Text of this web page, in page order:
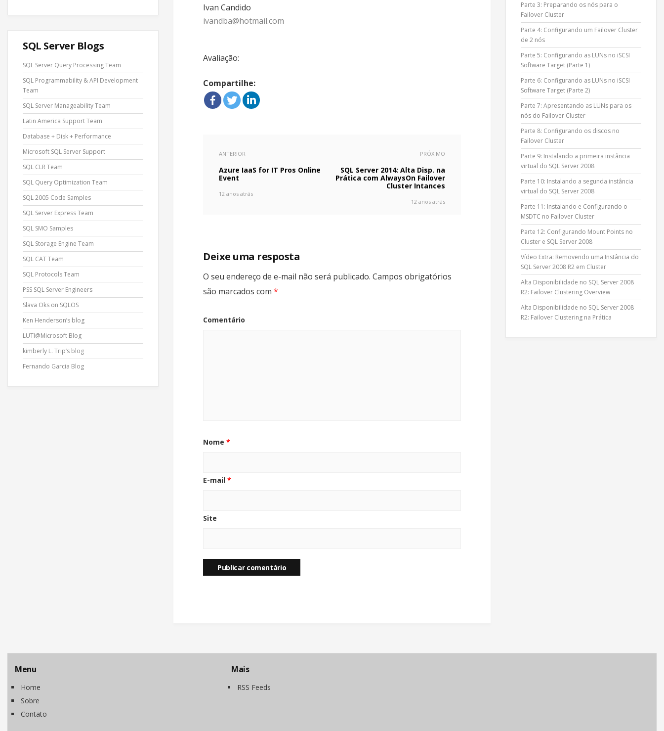
SQL Server Blogs
SQL Server Query Processing Team
SQL Programmability & API Development
Team
SQL Server Manageability Team
Latin America Support Team
Database + Disk + Performance
Microsoft SQL Server Support
SQL CLR Team
SQL Query Optimization Team
SQL 2005 Code Samples
SQL Server Express Team
SQL SMO Samples
SQL Storage Engine Team
SQL CAT Team
SQL Protocols Team
PSS SQL Server Engineers
Slava Oks on SQLOS
Ken Henderson’s blog
LUTI@Microsoft Blog
kimberly L. Trip’s blog
Fernando Garcia Blog
Ivan Candido
ivandba@hotmail.com
Avaliação:
Compartilhe:
ANTERIOR
Azure IaaS for IT Pros Online
Event
12 anos atrás
PRÓXIMO
SQL Server 2014: Alta Disp. na
Prática com AlwaysOn Failover
Cluster Intances
12 anos atrás
Deixe uma resposta
O seu endereço de e-mail não será publicado. Campos obrigatórios
são marcados com *
Comentário
Nome *
E-mail *
Site
Parte 3: Preparando os nós para o
Failover Cluster
Parte 4: Configurando um Failover Cluster
de 2 nós
Parte 5: Configurando as LUNs no iSCSI
Software Target (Parte 1)
Parte 6: Configurando as LUNs no iSCSI
Software Target (Parte 2)
Parte 7: Apresentando as LUNs para os
nós do Failover Cluster
Parte 8: Configurando os discos no
Failover Cluster
Parte 9: Instalando a primeira instância
virtual do SQL Server 2008
Parte 10: Instalando a segunda instância
virtual do SQL Server 2008
Parte 11: Instalando e Configurando o
MSDTC no Failover Cluster
Parte 12: Configurando Mount Points no
Cluster e SQL Server 2008
Vídeo Extra: Removendo uma Instância do
SQL Server 2008 R2 em Cluster
Alta Disponibilidade no SQL Server 2008
R2: Failover Clustering Overview
Alta Disponibilidade no SQL Server 2008
R2: Failover Clustering na Prática
Menu
Home
Sobre
Contato
Mais
RSS Feeds